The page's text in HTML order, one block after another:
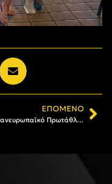
ΕΠΌΜΕΝΟ
Πανευρωπαϊκό Πρωτάθλημα beach wrestling: Πετυχημένη η πρώτη συμμετοχή για Τερζή και Κτενιαδάκη